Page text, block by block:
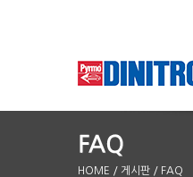
HOME / 게시판 / FAQ